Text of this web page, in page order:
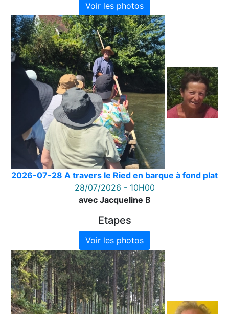
Voir les photos
2026-07-28 A travers le Ried en barque à fond plat
28/07/2026 - 10H00
avec Jacqueline B
Etapes
Voir les photos